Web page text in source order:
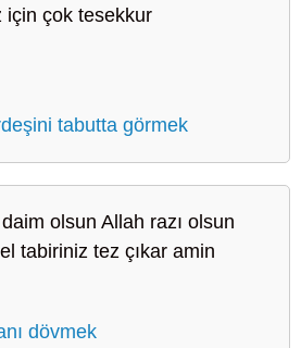
için çok tesekkur
tabutta görmek
olsun Allah razı olsun
tabiriniz tez çıkar amin
dövmek